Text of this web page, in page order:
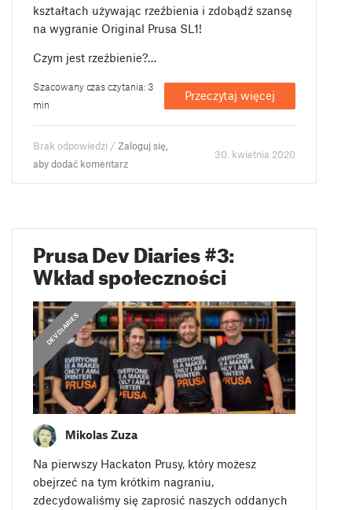
kształtach używając rzeźbienia i zdobądź szansę
na wygranie Original Prusa SL1!
Czym jest rzeźbienie?…
Szacowany czas czytania: 3
min
Przeczytaj więcej
Brak odpowiedzi /Zaloguj się,
aby dodać komentarz
30. kwietnia 2020
Prusa Dev Diaries #3:
Wkład społeczności
DEV DIARIES
Mikolas Zuza
Na pierwszy Hackaton Prusy, który możesz
obejrzeć na tym krótkim nagraniu,
zdecydowaliśmy się zaprosić naszych oddanych